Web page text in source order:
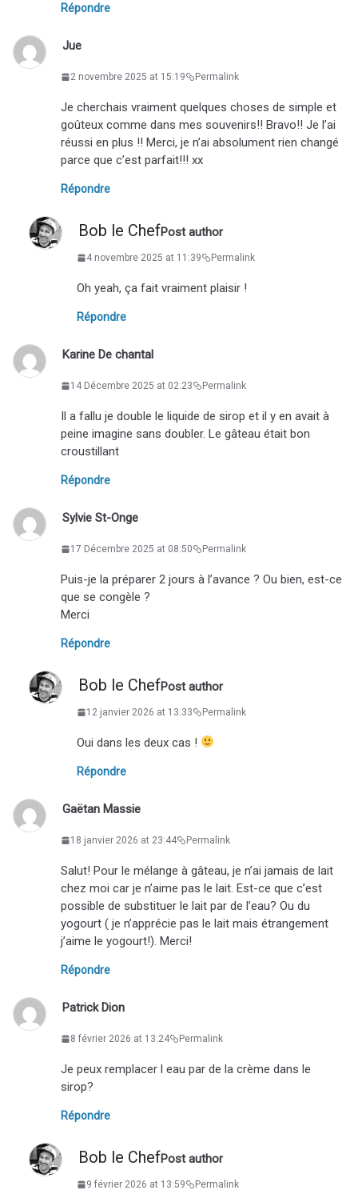
Répondre
Jue
2 novembre 2025 at 15:19 Permalink
Je cherchais vraiment quelques choses de simple et
goûteux comme dans mes souvenirs!! Bravo!! Je l’ai
réussi en plus !! Merci, je n’ai absolument rien changé
parce que c’est parfait!!! xx
Répondre
Bob le ChefPost author
4 novembre 2025 at 11:39 Permalink
Oh yeah, ça fait vraiment plaisir !
Répondre
Karine De chantal
14 Décembre 2025 at 02:23 Permalink
Il a fallu je double le liquide de sirop et il y en avait à
peine imagine sans doubler. Le gâteau était bon
croustillant
Répondre
Sylvie St-Onge
17 Décembre 2025 at 08:50 Permalink
Puis-je la préparer 2 jours à l’avance ? Ou bien, est-ce
que se congèle ?
Merci
Répondre
Bob le ChefPost author
12 janvier 2026 at 13:33 Permalink
Oui dans les deux cas !
Répondre
Gaëtan Massie
18 janvier 2026 at 23:44 Permalink
Salut! Pour le mélange à gâteau, je n’ai jamais de lait
chez moi car je n’aime pas le lait. Est-ce que c’est
possible de substituer le lait par de l’eau? Ou du
yogourt ( je n’apprécie pas le lait mais étrangement
j’aime le yogourt!). Merci!
Répondre
Patrick Dion
8 février 2026 at 13:24 Permalink
Je peux remplacer l eau par de la crème dans le
sirop?
Répondre
Bob le ChefPost author
9 février 2026 at 13:59 Permalink